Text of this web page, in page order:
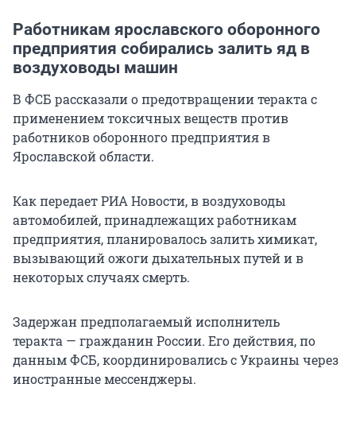
Работникам ярославского оборонного
предприятия собирались залить яд в
воздуховоды машин
В ФСБ рассказали о предотвращении теракта с
применением токсичных веществ против
работников оборонного предприятия в
Ярославской области.
Как передает РИА Новости, в воздуховоды
автомобилей, принадлежащих работникам
предприятия, планировалось залить химикат,
вызывающий ожоги дыхательных путей и в
некоторых случаях смерть.
Задержан предполагаемый исполнитель
теракта — гражданин России. Его действия, по
данным ФСБ, координировались с Украины через
иностранные мессенджеры.